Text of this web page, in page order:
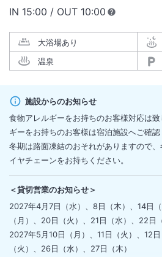
IN チェックイン
15:00 / OUT チェックアウト
10:00
大浴場あり
温泉
施設からのお知らせ
食物アレルギーをお持ちのお客様対応は
ギーをお持ちのお客様は宿泊施設へご確認
冬期は路面凍結のおそれがありますので
イヤチェーンをお持ちください。
＜貸切営業のお知らせ＞
2027年4月7日（水）、8日（木）、14日
（月）、20日（火）、21日（水）、22日
2027年5月10日（月）、11日（火）、12
（火）、26日（水）、27日（木）